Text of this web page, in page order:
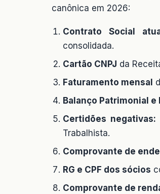
canônica em 2026:
Contrato Social
consolidada.
Cartão CNPJ da
Faturamento mensal
Balanço Patrimonial e
Certidões negativas:
Trabalhista.
Comprovante de
RG e CPF dos sócios
Comprovante de